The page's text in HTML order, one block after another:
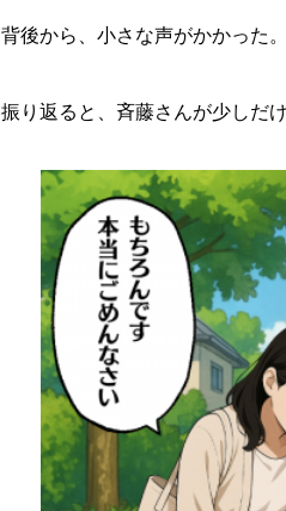
背後から、小さな声がかかった。
振り返ると、斉藤さんが少しだ